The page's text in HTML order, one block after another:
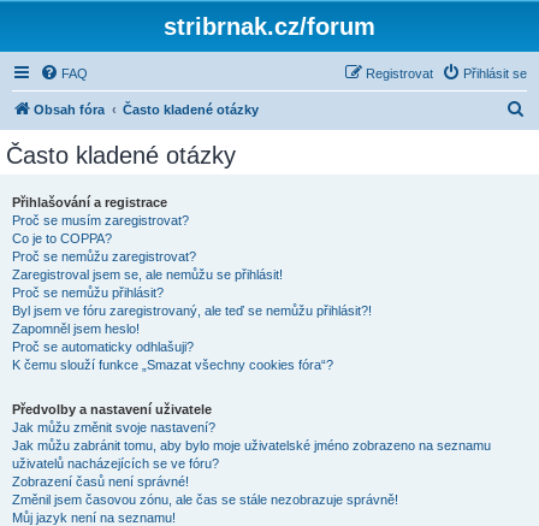
stribrnak.cz/forum
FAQ Přihlásit se
Registrovat
Obsah fóra Často kladené otázky
Často kladené otázky
Přihlašování a registrace
Proč se musím zaregistrovat?
Co je to COPPA?
Proč se nemůžu zaregistrovat?
Zaregistroval jsem se, ale nemůžu se přihlásit!
Proč se nemůžu přihlásit?
Byl jsem ve fóru zaregistrovaný, ale teď se nemůžu přihlásit?!
Zapomněl jsem heslo!
Proč se automaticky odhlašuji?
K čemu slouží funkce „Smazat všechny cookies fóra“?
Předvolby a nastavení uživatele
Jak můžu změnit svoje nastavení?
Jak můžu zabránit tomu, aby bylo moje uživatelské jméno zobrazeno na seznamu
uživatelů nacházejících se ve fóru?
Zobrazení časů není správné!
Změnil jsem časovou zónu, ale čas se stále nezobrazuje správně!
Můj jazyk není na seznamu!